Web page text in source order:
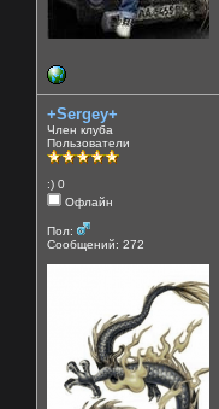
+Sergey+
Член клуба
Пользователи
:) 0
Офлайн
Пол:
Сообщений: 272